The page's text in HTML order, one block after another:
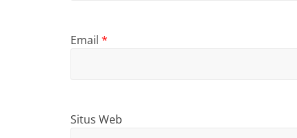
Email *
Situs Web